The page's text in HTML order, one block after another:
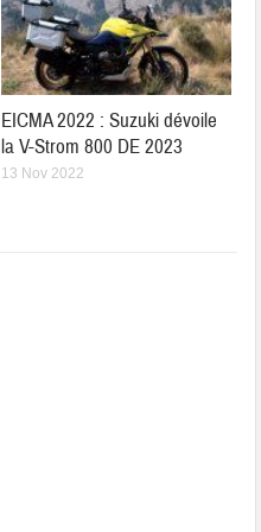
EICMA 2022 : Suzuki dévoile
la V-Strom 800 DE 2023
13 Nov 2022